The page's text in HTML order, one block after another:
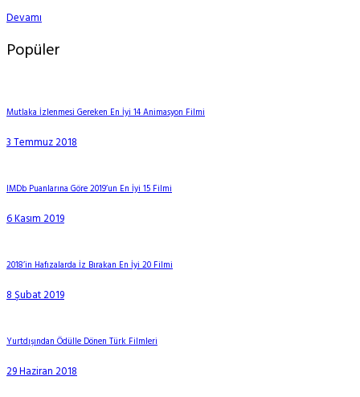
Devamı
Popüler
Mutlaka İzlenmesi Gereken En İyi 14 Animasyon Filmi
3 Temmuz 2018
IMDb Puanlarına Göre 2019’un En İyi 15 Filmi
6 Kasım 2019
2018’in Hafızalarda İz Bırakan En İyi 20 Filmi
8 Şubat 2019
Yurtdışından Ödülle Dönen Türk Filmleri
29 Haziran 2018